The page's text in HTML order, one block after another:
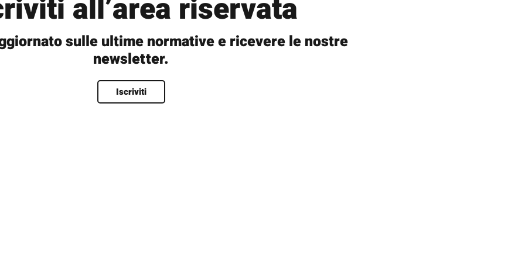
all’area riservata
sulle ultime normative e ricevere le nostre
newsletter.
Iscriviti
Nome*